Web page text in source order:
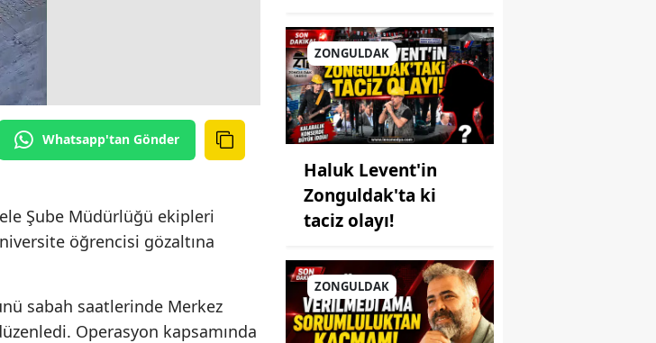
Whatsapp'tan Gönder
Şube Müdürlüğü ekipleri
öğrencisi gözaltına
sabah saatlerinde Merkez
Operasyon kapsamında
ZONGULDAK
Haluk Levent'in
Zonguldak'ta ki
taciz olayı!
ZONGULDAK